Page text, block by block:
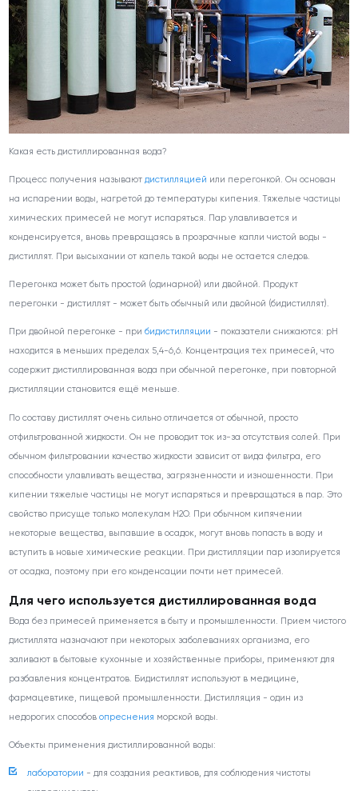
Какая есть дистиллированная вода?
Процесс получения называютдистилляцией или перегонкой. Он основан
на испарении воды, нагретой до температуры кипения. Тяжелые частицы
химических примесей не могут испаряться. Пар улавливается и
конденсируется, вновь превращаясь в прозрачные капли чистой воды -
дистиллят. При высыхании от капель такой воды не остается следов.
Перегонка может быть простой (одинарной) или двойной. Продукт
перегонки - дистиллят - может быть обычный или двойной (бидистиллят).
При двойной перегонке - прибидистилляции - показатели снижаются: pH
находится в меньших пределах 5,4-6,6. Концентрация тех примесей, что
содержит дистиллированная вода при обычной перегонке, при повторной
дистилляции становится ещё меньше.
По составу дистиллят очень сильно отличается от обычной, просто
отфильтрованной жидкости. Он не проводит ток из-за отсутствия солей. При
обычном фильтровании качество жидкости зависит от вида фильтра, его
способности улавливать вещества, загрязненности и изношенности. При
кипении тяжелые частицы не могут испаряться и превращаться в пар. Это
свойство присуще только молекулам Н2О. При обычном кипячении
некоторые вещества, выпавшие в осадок, могут вновь попасть в воду и
вступить в новые химические реакции. При дистилляции пар изолируется
от осадка, поэтому при его конденсации почти нет примесей.
Для чего используется дистиллированная вода
Вода без примесей применяется в быту и промышленности. Прием чистого
дистиллята назначают при некоторых заболеваниях организма, его
заливают в бытовые кухонные и хозяйственные приборы, применяют для
разбавления концентратов. Бидистиллят используют в медицине,
фармацевтике, пищевой промышленности. Дистилляция - один из
недорогих способовопреснения морской воды.
Объекты применения дистиллированной воды:
лаборатории - для создания реактивов, для соблюдения чистоты